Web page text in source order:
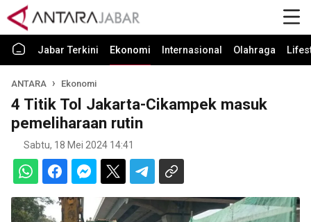
Jabar Terkini Ekonomi Internasional Olahraga
ANTARA Ekonomi
4 Titik Tol Jakarta-Cikampek masuk
pemeliharaan rutin
Sabtu, 18 Mei 2024 14:41